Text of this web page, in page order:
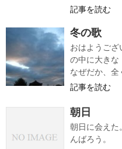
記事を読む
冬の歌
おはようござ
の中に大きな
なぜだか、全
記事を読む
朝日
朝日に会えた
んばろう。